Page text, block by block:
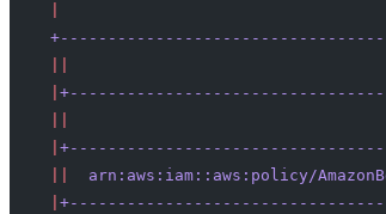
arn:aws:iam::aws:policy/